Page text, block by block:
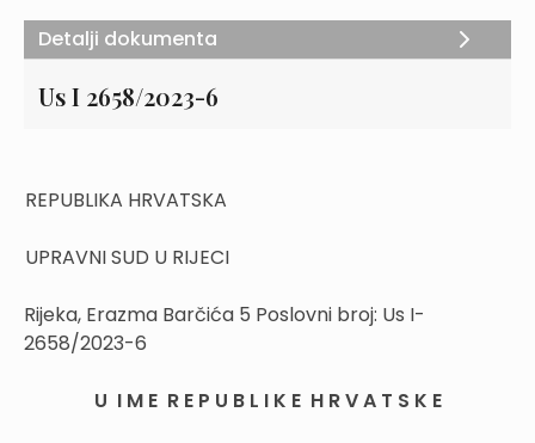
Us I 2658/2023-6
REPUBLIKA HRVATSKA
UPRAVNI SUD U RIJECI
Rijeka, Erazma Barčića 5 Poslovni broj: Us I-
2658/2023-6
U I M E R E P U B L I K E H R V A T S K E
Detalji dokumenta